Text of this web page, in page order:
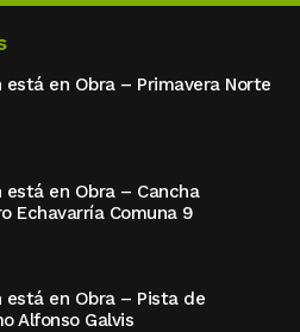
está en Obra – Primavera Norte
está en Obra – Cancha
Echavarría Comuna 9
está en Obra – Pista de
Alfonso Galvis